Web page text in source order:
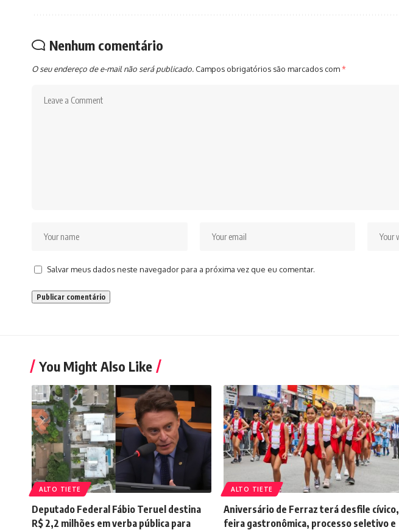
Nenhum comentário
O seu endereço de e-mail não será publicado. Campos obrigatórios são marcados com*
Salvar meus dados neste navegador para a próxima vez que eu comentar.
You Might Also Like
ALTO TIETE
Deputado Federal Fábio Teruel destina
R$ 2,2 milhões em verba pública para
ALTO TIETE
Aniversário de Ferraz terá desfile cívico,
feira gastronômica, processo seletivo e